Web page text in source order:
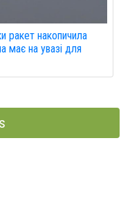
ракет накопичила
має на увазі для